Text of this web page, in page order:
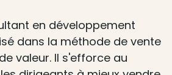
en développement
dans la méthode de vente
valeur. Il s'efforce au